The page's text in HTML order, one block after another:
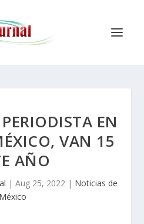
EN
VAN 15
AÑO
| Aug 25, 2022 | Noticias de
México